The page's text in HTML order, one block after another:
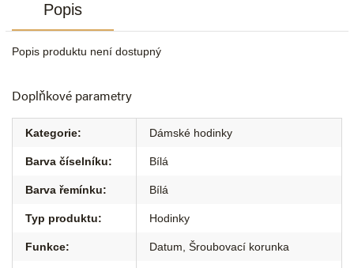
Popis
Popis produktu není dostupný
Doplňkové parametry
Kategorie: Dámské hodinky
Barva číselníku: Bílá
Barva řemínku: Bílá
Typ produktu: Hodinky
Funkce: Datum Šroubovací korunka